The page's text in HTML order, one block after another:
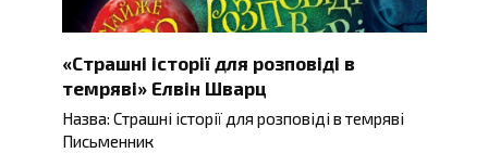
«Страшні історії для розповіді в
темряві» Елвін Шварц
Назва: Страшні історії для розповіді в темряві
Письменник